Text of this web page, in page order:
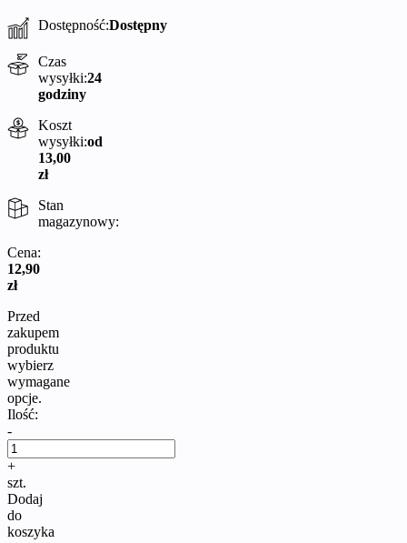
Dostępność:Dostępny
Czas
wysyłki:24
godziny
Koszt
wysyłki:od
13,00
zł
Stan
magazynowy:
Cena:
12,90
zł
Przed
zakupem
produktu
wybierz
wymagane
opcje.
Ilość:
-
+
szt.
Dodaj
do
koszyka